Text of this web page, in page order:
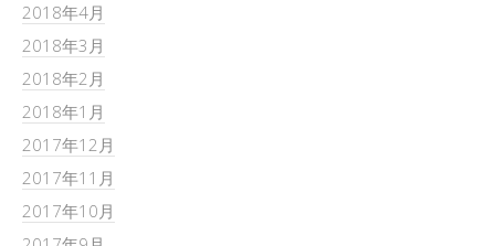
2018年4月
2018年3月
2018年2月
2018年1月
2017年12月
2017年11月
2017年10月